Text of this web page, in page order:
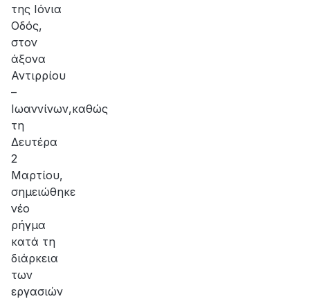
της Ιόνια
Οδός,
στον
άξονα
Αντιρρίου
–
Ιωαννίνων,καθώς
τη
Δευτέρα
2
Μαρτίου,
σημειώθηκε
νέο
ρήγμα
κατά τη
διάρκεια
των
εργασιών